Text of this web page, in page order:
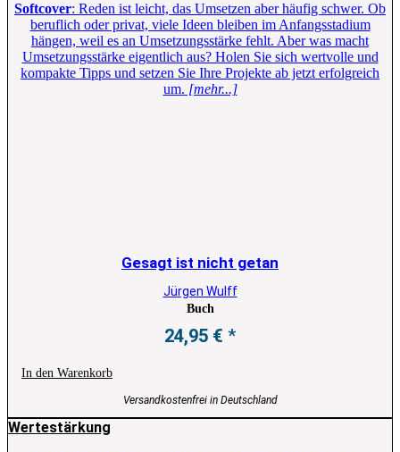
Softcover: Reden ist leicht, das Umsetzen aber häufig schwer. Ob
beruflich oder privat, viele Ideen bleiben im Anfangsstadium
hängen, weil es an Umsetzungsstärke fehlt. Aber was macht
Umsetzungsstärke eigentlich aus? Holen Sie sich wertvolle und
kompakte Tipps und setzen Sie Ihre Projekte ab jetzt erfolgreich
um. [mehr...]
Gesagt ist nicht getan
Jürgen Wulff
Buch
24,95 €
In den Warenkorb
Versandkostenfrei in Deutschland
Wertestärkung